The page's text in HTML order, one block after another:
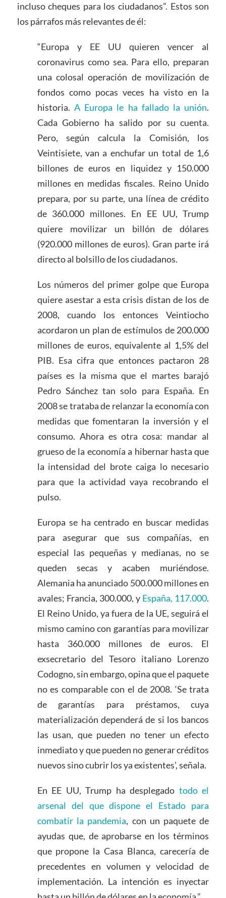
incluso cheques para los ciudadanos”. Estos son
los párrafos más relevantes de él:
“Europa y EE UU quieren vencer al
coronavirus como sea. Para ello, preparan
una colosal operación de movilización de
fondos como pocas veces ha visto en la
historia. A Europa le ha fallado la unión.
Cada Gobierno ha salido por su cuenta.
Pero, según calcula la Comisión, los
Veintisiete, van a enchufar un total de 1,6
billones de euros en liquidez y 150.000
millones en medidas fiscales. Reino Unido
prepara, por su parte, una línea de crédito
de 360.000 millones. En EE UU, Trump
quiere movilizar un billón de dólares
(920.000 millones de euros). Gran parte irá
directo al bolsillo de los ciudadanos.
Los números del primer golpe que Europa
quiere asestar a esta crisis distan de los de
2008, cuando los entonces Veintiocho
acordaron un plan de estímulos de 200.000
millones de euros, equivalente al 1,5% del
PIB. Esa cifra que entonces pactaron 28
países es la misma que el martes barajó
Pedro Sánchez tan solo para España. En
2008 se trataba de relanzar la economía con
medidas que fomentaran la inversión y el
consumo. Ahora es otra cosa: mandar al
grueso de la economía a hibernar hasta que
la intensidad del brote caiga lo necesario
para que la actividad vaya recobrando el
pulso.
Europa se ha centrado en buscar medidas
para asegurar que sus compañías, en
especial las pequeñas y medianas, no se
queden secas y acaben muriéndose.
Alemania ha anunciado 500.000 millones en
avales; Francia, 300.000, y España, 117.000.
El Reino Unido, ya fuera de la UE, seguirá el
mismo camino con garantías para movilizar
hasta 360.000 millones de euros. El
exsecretario del Tesoro italiano Lorenzo
Codogno, sin embargo, opina que el paquete
no es comparable con el de 2008. ‘Se trata
de garantías para préstamos, cuya
materialización dependerá de si los bancos
las usan, que pueden no tener un efecto
inmediato y que pueden no generar créditos
nuevos sino cubrir los ya existentes’, señala.
En EE UU, Trump ha desplegado todo el
arsenal del que dispone el Estado para
combatir la pandemia, con un paquete de
ayudas que, de aprobarse en los términos
que propone la Casa Blanca, carecería de
precedentes en volumen y velocidad de
implementación. La intención es inyectar